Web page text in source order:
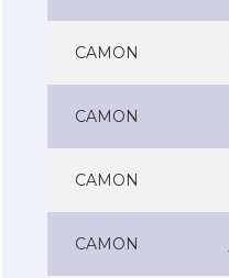
CAMON
CAMON
CAMON
CAMON